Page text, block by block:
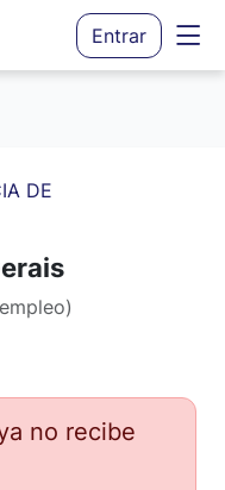
Entrar
DE
no recibe